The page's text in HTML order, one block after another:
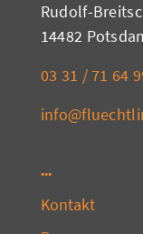
Rudolf-
14482
03 31 / 71 64
Kontakt